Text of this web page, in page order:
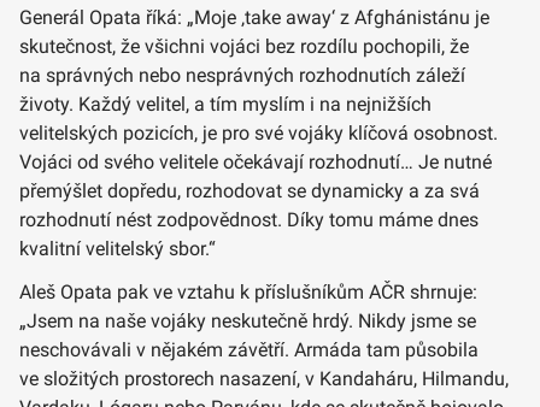
Generál Opata říká: „Moje ‚take away‘ z Afghánistánu je
skutečnost, že všichni vojáci bez rozdílu pochopili, že
na správných nebo nesprávných rozhodnutích záleží
životy. Každý velitel, a tím myslím i na nejnižších
velitelských pozicích, je pro své vojáky klíčová osobnost.
Vojáci od svého velitele očekávají rozhodnutí… Je nutné
přemýšlet dopředu, rozhodovat se dynamicky a za svá
rozhodnutí nést zodpovědnost. Díky tomu máme dnes
kvalitní velitelský sbor.“
Aleš Opata pak ve vztahu k příslušníkům AČR shrnuje:
„Jsem na naše vojáky neskutečně hrdý. Nikdy jsme se
neschovávali v nějakém závětří. Armáda tam působila
ve složitých prostorech nasazení, v Kandaháru, Hilmandu,